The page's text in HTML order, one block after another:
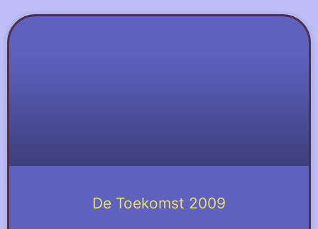
De Toekomst 2009